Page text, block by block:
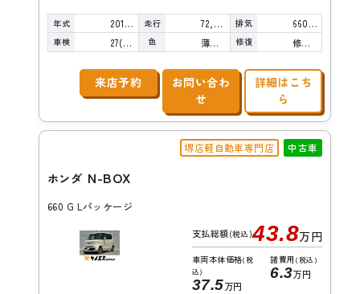
年式 2012年 走行 72,000km 排気 660cc
車検 27(R9)/12 色 薄桃Ｍ 修復 修復歴無し
来店予約
お問い合わ
せ
詳細はこち
ら
堺店軽自動車専門店 中古車
ホンダ N-BOX
660 G Lパッケージ
支払総額(税込)43.8万円
車両本体価格(税
込)
37.5万円
諸費用 (税込)
6.3万円